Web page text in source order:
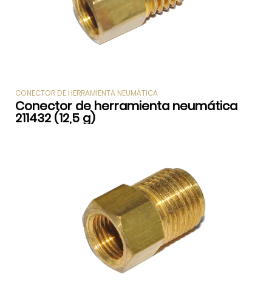
CONECTOR DE HERRAMIENTA NEUMÁTICA
Conector de herramienta neumática
211432 (12,5 g)